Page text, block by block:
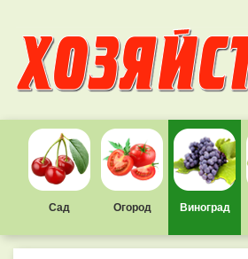
Сад Огород Виноград